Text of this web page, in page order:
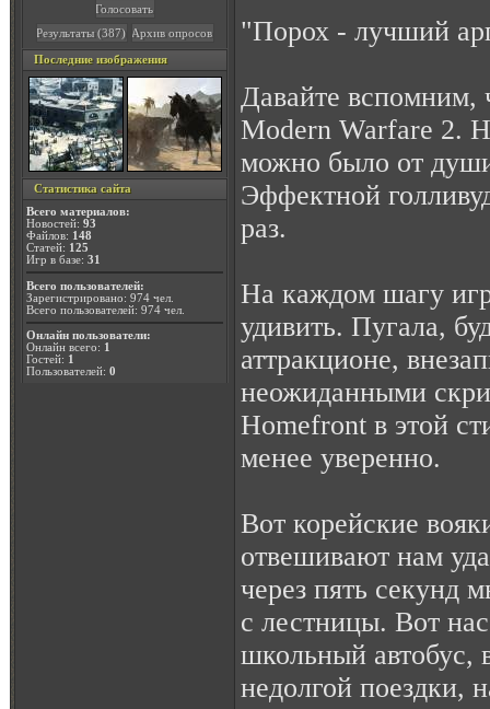
Последние изображения
Статистика сайта
Всего материалов:
Новостей: 93
Файлов: 148
Статей: 125
Игр в базе: 31
Всего пользователей:
Зарегистрировано: 974 чел.
Всего пользователей: 974 чел.
Онлайн пользователи:
Онлайн всего: 1
Гостей: 1
Пользователей: 0
"Порох - лучший
Давайте вспомним,
Modern Warfare 2.
можно было от
Эффектной
раз.
На каждом шагу
удивить. Пугала,
аттракционе,
неожиданными
Homefront в этой
менее уверенно.
Вот корейские
отвешивают нам
через пять секунд
с лестницы. Вот
школьный автобус,
недолгой поездки,